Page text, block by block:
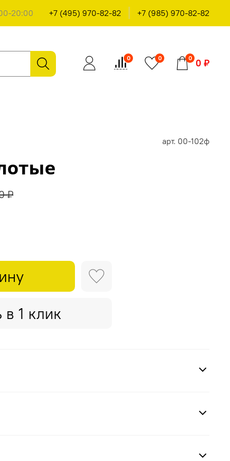
20:00 +7 (495) 970-82-82 +7 (985) 970-82-82
0 0 0 0 ₽
арт. 00-102ф
₽
1 клик